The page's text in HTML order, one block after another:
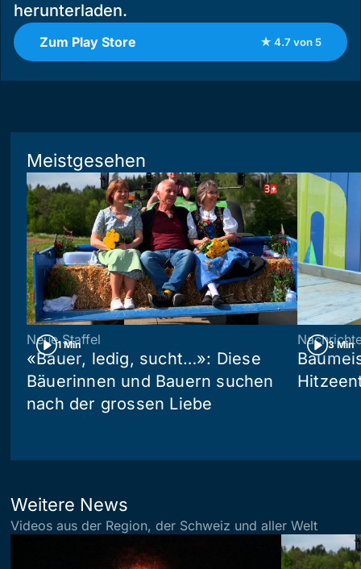
herunterladen.
Zum Play Store ★ 4.7 von 5
Meistgesehen
1 Min
Neue Staffel
«Bauer, ledig, sucht…»: Diese
Bäuerinnen und Bauern suchen
nach der grossen Liebe
3 Min
Weitere News
Videos aus der Region, der Schweiz und aller Welt